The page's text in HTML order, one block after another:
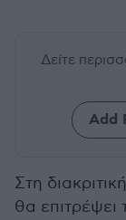
Δείτε
Add
Στη
θα επιτρέψει